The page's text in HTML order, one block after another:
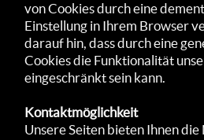
von Cookies durch eine
Einstellung in Ihrem Browser
darauf hin, dass durch eine
Cookies die Funktionalität
eingeschränkt sein kann.
Kontaktmöglichkeit
Unsere Seiten bieten Ihnen